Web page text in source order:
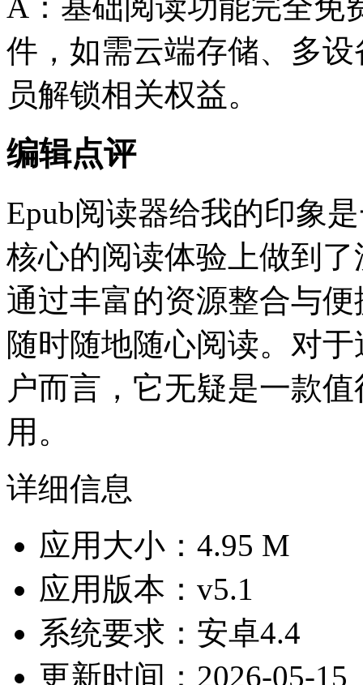
件，如需云端存储、多
员解锁相关权益。
编辑点评
Epub阅读器给我的印象
核心的阅读体验上做到
通过丰富的资源整合与
随时随地随心阅读。对
户而言，它无疑是一款
用。
详细信息
应用大小：4.95 M
应用版本：v5.1
系统要求：安卓4.4
更新时间：2026-05-15